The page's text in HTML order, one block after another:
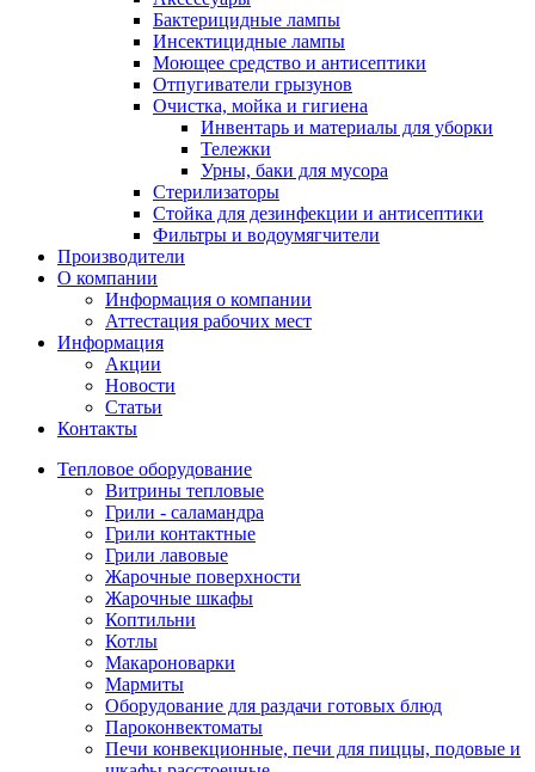
Бактерицидные лампы
Инсектицидные лампы
Моющее средство и антисептики
Отпугиватели грызунов
Очистка, мойка и гигиена
Инвентарь и материалы для уборки
Тележки
Урны, баки для мусора
Стерилизаторы
Стойка для дезинфекции и антисептики
Фильтры и водоумягчители
Производители
О компании
Информация о компании
Аттестация рабочих мест
Информация
Акции
Новости
Статьи
Контакты
Тепловое оборудование
Витрины тепловые
Грили - саламандра
Грили контактные
Грили лавовые
Жарочные поверхности
Жарочные шкафы
Коптильни
Котлы
Макароноварки
Мармиты
Оборудование для раздачи готовых блюд
Пароконвектоматы
Печи конвекционные, печи для пиццы, подовые и